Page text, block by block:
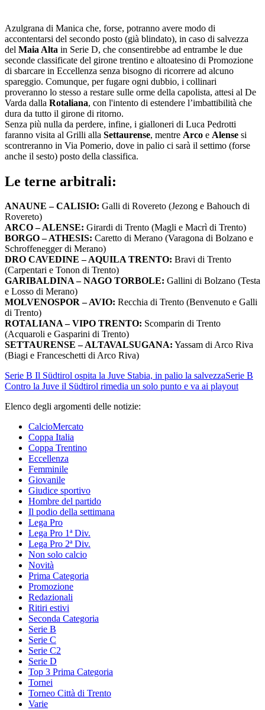
Azulgrana di Manica che, forse, potranno avere modo di
accontentarsi del secondo posto (già blindato), in caso di salvezza
del Maia Alta in Serie D, che consentirebbe ad entrambe le due
seconde classificate del girone trentino e altoatesino di Promozione
di sbarcare in Eccellenza senza bisogno di ricorrere ad alcuno
spareggio. Comunque, per fugare ogni dubbio, i collinari
proveranno lo stesso a restare sulle orme della capolista, attesi al De
Varda dalla Rotaliana, con l'intento di estendere l’imbattibilità che
dura da tutto il girone di ritorno.
Senza più nulla da perdere, infine, i gialloneri di Luca Pedrotti
faranno visita al Grilli alla Settaurense, mentre Arco e Alense si
scontreranno in Via Pomerio, dove in palio ci sarà il settimo (forse
anche il sesto) posto della classifica.
Le terne arbitrali:
ANAUNE – CALISIO: Galli di Rovereto (Jezong e Bahouch di
Rovereto)
ARCO – ALENSE: Girardi di Trento (Magli e Macrì di Trento)
BORGO – ATHESIS: Caretto di Merano (Varagona di Bolzano e
Schroffenegger di Merano)
DRO CAVEDINE – AQUILA TRENTO: Bravi di Trento
(Carpentari e Tonon di Trento)
GARIBALDINA – NAGO TORBOLE: Gallini di Bolzano (Testa
e Losso di Merano)
MOLVENOSPOR – AVIO: Recchia di Trento (Benvenuto e Galli
di Trento)
ROTALIANA – VIPO TRENTO: Scomparin di Trento
(Acquaroli e Gasparini di Trento)
SETTAURENSE – ALTAVALSUGANA: Yassam di Arco Riva
(Biagi e Franceschetti di Arco Riva)
Serie B Il Südtirol ospita la Juve Stabia, in palio la salvezzaSerie B
Contro la Juve il Südtirol rimedia un solo punto e va ai playout
Elenco degli argomenti delle notizie:
CalcioMercato
Coppa Italia
Coppa Trentino
Eccellenza
Femminile
Giovanile
Giudice sportivo
Hombre del partido
Il podio della settimana
Lega Pro
Lega Pro 1ª Div.
Lega Pro 2ª Div.
Non solo calcio
Novità
Prima Categoria
Promozione
Redazionali
Ritiri estivi
Seconda Categoria
Serie B
Serie C
Serie C2
Serie D
Top 3 Prima Categoria
Tornei
Torneo Città di Trento
Varie